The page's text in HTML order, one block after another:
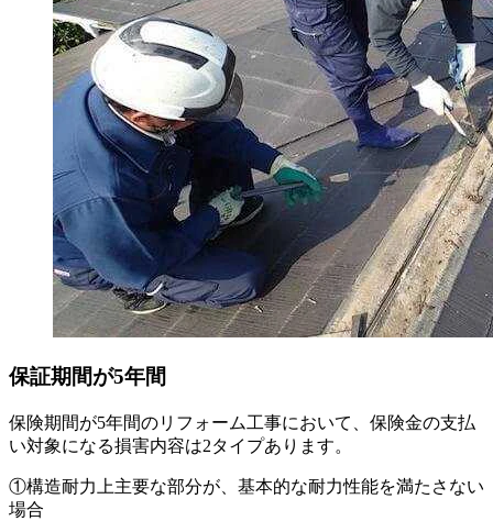
保証期間が5年間
保険期間が5年間のリフォーム工事において、保険金の支払
い対象になる損害内容は2タイプあります。
①構造耐力上主要な部分が、基本的な耐力性能を満たさない
場合